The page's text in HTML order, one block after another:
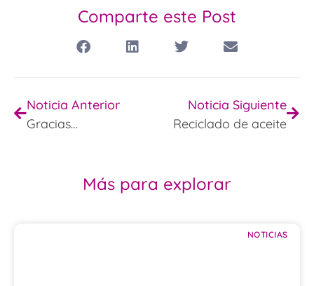
Comparte este Post
Noticia Anterior
Gracias…
Noticia Siguiente
Reciclado de aceite
Más para explorar
NOTICIAS